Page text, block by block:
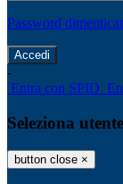
Password
-
Entra con SPID
Seleziona utente
button close ×